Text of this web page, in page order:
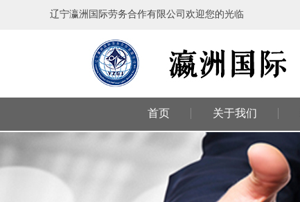
辽宁瀛洲国际劳务合作有限公司欢迎您的光临
首页 关于我们